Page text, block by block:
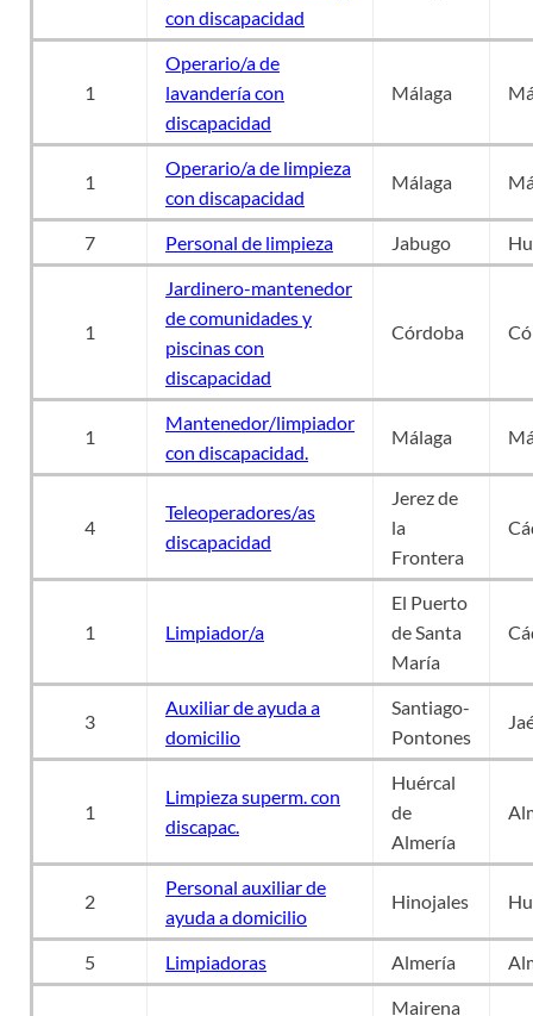
con discapacidad
1
Operario/a de
lavandería con
discapacidad
Málaga
1
Operario/a de limpieza
con discapacidad
Málaga
7 Personal de limpieza Jabugo
1
Jardinero-mantenedor
de comunidades y
piscinas con
discapacidad
Córdoba
1
Mantenedor/limpiador
con discapacidad.
Málaga
4
Teleoperadores/as
discapacidad
Jerez de
la
Frontera
1 Limpiador/a
El Puerto
de Santa
María
3
Auxiliar de ayuda a
domicilio
Santiago-
Pontones
1
Limpieza superm. con
discapac.
Huércal
de
Almería
2
Personal auxiliar de
ayuda a domicilio
Hinojales
5 Limpiadoras Almería
Mairena